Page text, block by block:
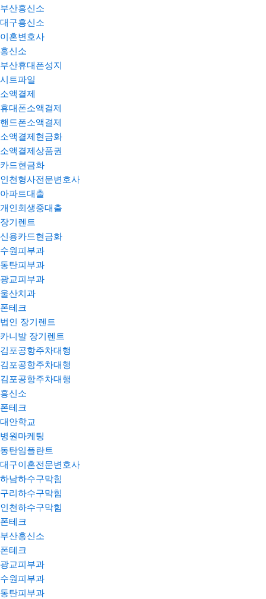
부산흥신소
대구흥신소
이혼변호사
흥신소
부산휴대폰성지
시트파일
소액결제
휴대폰소액결제
핸드폰소액결제
소액결제현금화
소액결제상품권
카드현금화
인천형사전문변호사
아파트대출
개인회생중대출
장기렌트
신용카드현금화
수원피부과
동탄피부과
광교피부과
울산치과
폰테크
법인 장기렌트
카니발 장기렌트
김포공항주차대행
김포공항주차대행
김포공항주차대행
흥신소
폰테크
대안학교
병원마케팅
동탄임플란트
대구이혼전문변호사
하남하수구막힘
구리하수구막힘
인천하수구막힘
폰테크
부산흥신소
폰테크
광교피부과
수원피부과
동탄피부과